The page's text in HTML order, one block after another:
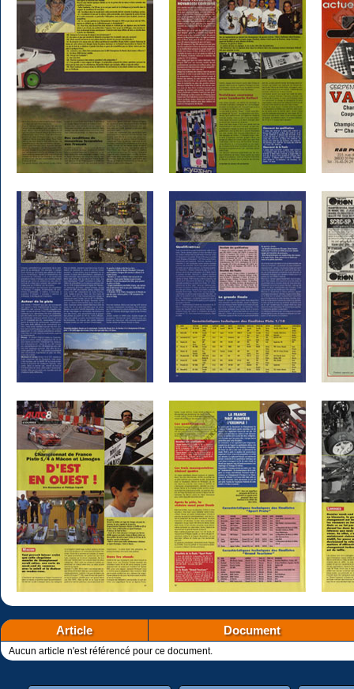
Article Document
Aucun article n'est référencé pour ce document.